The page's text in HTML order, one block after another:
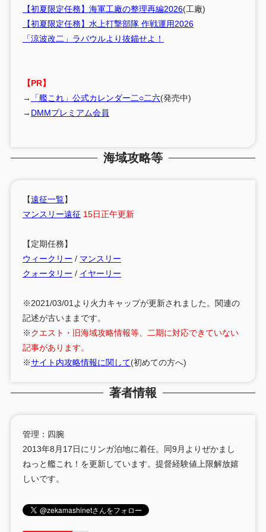
【初夏限定任務】海軍工廠の整理再編2026(工廠)
【初夏限定任務】水上打撃部隊 作戦運用2026
「涼波改二」ラバウルより抜錨せよ！
【PR】
→
「艦これ」公式カレンダー二○二六(発売中)
→ DMMプレミアム会員
海域攻略等
【遠征一覧】
マンスリー遠征 15日正午更新
【定期任務】
ウィークリー / マンスリー
クォータリー / イヤーリー
※2021/03/01より火力キャップが更新されました。関連の
記述が古いままです。
※クエスト・旧海域攻略情報等、二期に対応できていない
記事があります。
※サイト内攻略情報に関して(初めての方へ)
著者情報
管理：四腕
2013年8月17日にリンガ泊地に着任。同9月よりぜかまし
ねっと艦これ！を更新しています。提督経験値上限解放嬉
しいです。